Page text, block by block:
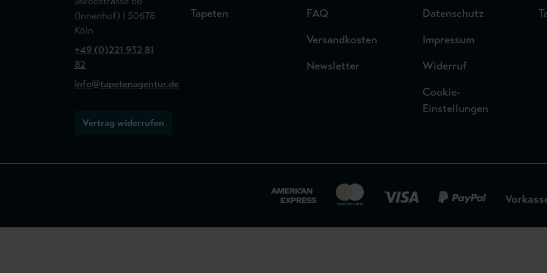
(Innenhof) | 50678
Köln
+49 (0)221 932 81
82
info@tapetenagentur.de
Vertrag widerrufen
Tapeten
FAQ
Versandkosten
Newsletter
Datenschutz
Impressum
Widerruf
Cookie-
Einstellungen